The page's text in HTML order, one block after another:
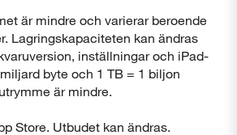
är mindre och varierar beroende
Lagringskapaciteten kan ändras
inställningar och iPad-
byte och 1 TB = 1 biljon
är mindre.
Store. Utbudet kan ändras.